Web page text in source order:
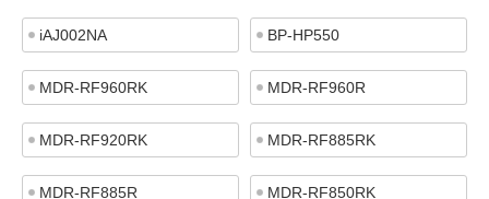
iAJ002NA BP-HP550
MDR-RF960RK MDR-RF960R
MDR-RF920RK MDR-RF885RK
MDR-RF885R MDR-RF850RK